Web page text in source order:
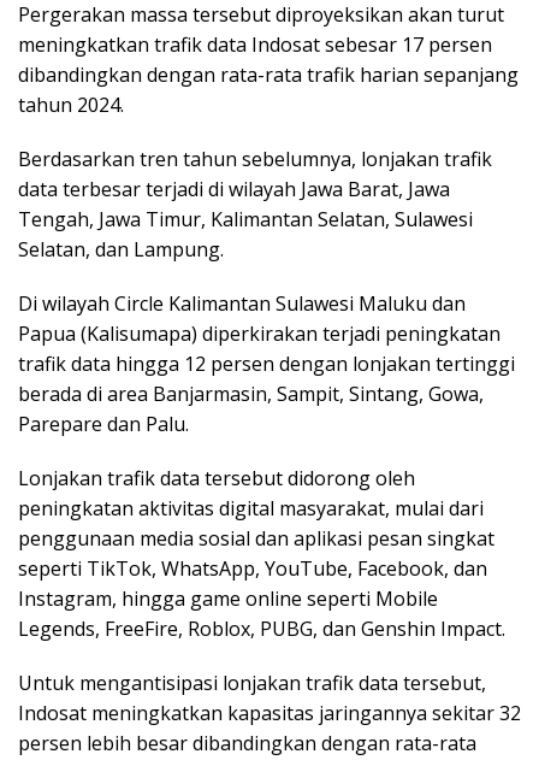
Pergerakan massa tersebut diproyeksikan akan turut
meningkatkan trafik data Indosat sebesar 17 persen
dibandingkan dengan rata-rata trafik harian sepanjang
tahun 2024.
Berdasarkan tren tahun sebelumnya, lonjakan trafik
data terbesar terjadi di wilayah Jawa Barat, Jawa
Tengah, Jawa Timur, Kalimantan Selatan, Sulawesi
Selatan, dan Lampung.
Di wilayah Circle Kalimantan Sulawesi Maluku dan
Papua (Kalisumapa) diperkirakan terjadi peningkatan
trafik data hingga 12 persen dengan lonjakan tertinggi
berada di area Banjarmasin, Sampit, Sintang, Gowa,
Parepare dan Palu.
Lonjakan trafik data tersebut didorong oleh
peningkatan aktivitas digital masyarakat, mulai dari
penggunaan media sosial dan aplikasi pesan singkat
seperti TikTok, WhatsApp, YouTube, Facebook, dan
Instagram, hingga game online seperti Mobile
Legends, FreeFire, Roblox, PUBG, dan Genshin Impact.
Untuk mengantisipasi lonjakan trafik data tersebut,
Indosat meningkatkan kapasitas jaringannya sekitar 32
persen lebih besar dibandingkan dengan rata-rata